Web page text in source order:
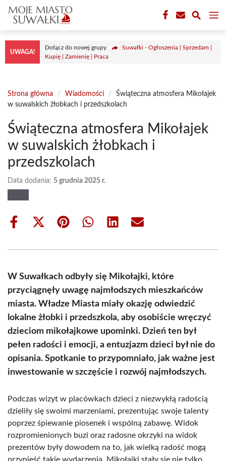
Przejdź
treści
UWAGA!
Dołącz do nowej grupy
Suwałki - Ogłoszenia | Sprzedam |
Kupię | Zamienię | Praca
Strona główna / Wiadomości /
Świąteczna atmosfera Mikołajek
w suwalskich żłobkach i przedszkolach
Świąteczna atmosfera Mikołajek
w suwalskich żłobkach i
przedszkolach
Data dodania: 5 grudnia 2025 r.
Share
Share
(Twitter)
Share Share Share Share
W Suwałkach odbyły się Mikołajki, które
przyciągnęły uwagę najmłodszych mieszkańców
miasta. Władze Miasta miały okazję odwiedzić
lokalne żłobki i przedszkola, aby osobiście wręczyć
dzieciom mikołajkowe upominki. Dzień ten był
pełen radości i emocji, a entuzjazm dzieci był nie do
opisania. Spotkanie to przypomniało, jak ważne jest
inwestowanie w szczęście i rozwój najmłodszych.
Podczas wizyt w placówkach dzieci z niezwykłą radością
dzieliły się swoimi marzeniami, prezentując swoje talenty
poprzez śpiewanie piosenek i wspólną zabawę. Widok
rozpromienionych buzi oraz radosne okrzyki na widok
prezentów były dowodem na to, jak wielką radość mogą